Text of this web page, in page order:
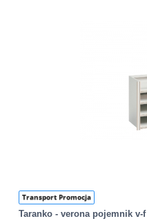
Transport Promocja
Taranko - verona pojemnik v-f